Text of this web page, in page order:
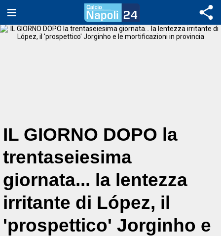
IL GIORNO DOPO la
trentaseiesima
giornata... la lentezza
irritante di López, il
'prospettico' Jorginho e